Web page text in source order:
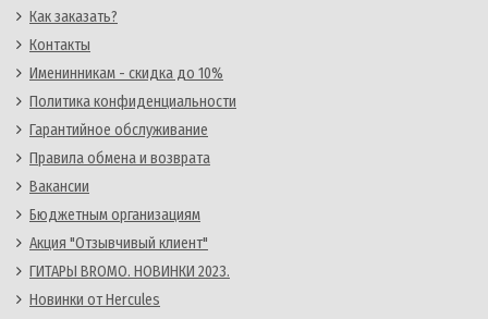
Как заказать?
Контакты
Именинникам - скидка до 10%
Политика конфиденциальности
Гарантийное обслуживание
Правила обмена и возврата
Вакансии
Бюджетным организациям
Акция "Отзывчивый клиент"
ГИТАРЫ BROMO. НОВИНКИ 2023.
Новинки от Hercules